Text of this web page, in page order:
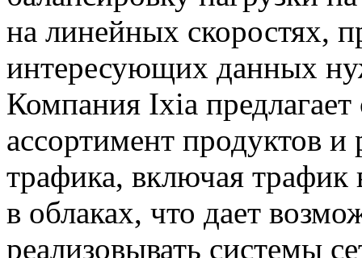
на линейных скоростях,
интересующих данных
Компания Ixia
ассортимент продуктов и
трафика, включая трафик
в облаках, что дает
реализовывать системы